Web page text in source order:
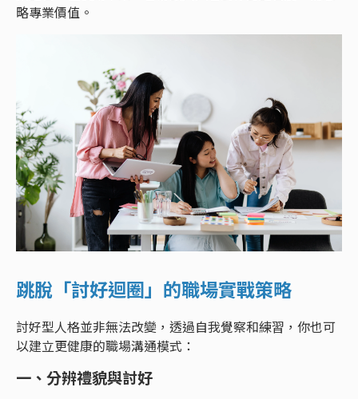
略專業價值。
跳脫「討好迴圈」的職場實戰策略
討好型人格並非無法改變，透過自我覺察和練習，你也可
以建立更健康的職場溝通模式：
一、分辨禮貌與討好